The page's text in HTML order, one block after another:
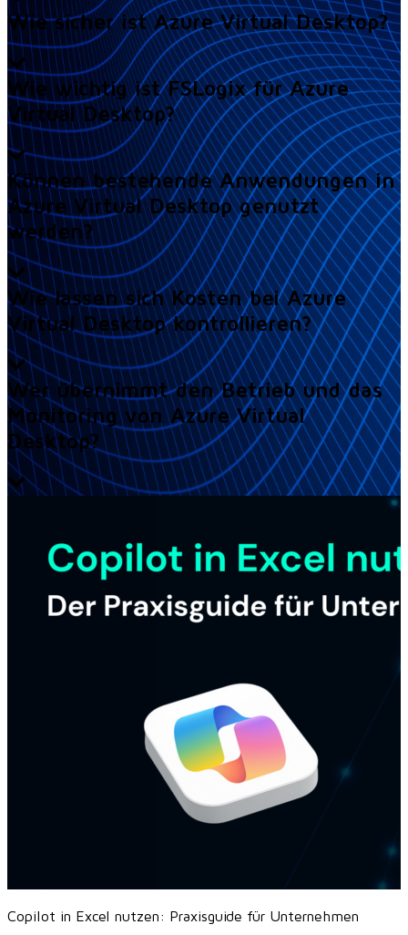
Wie sicher ist Azure Virtual Desktop?
Wie wichtig ist FSLogix für Azure
Virtual Desktop?
Können bestehende Anwendungen in
Azure Virtual Desktop genutzt
werden?
Wie lassen sich Kosten bei Azure
Virtual Desktop kontrollieren?
Wer übernimmt den Betrieb und das
Monitoring von Azure Virtual
Desktop?
Copilot in Excel nutzen: Praxisguide für Unternehmen